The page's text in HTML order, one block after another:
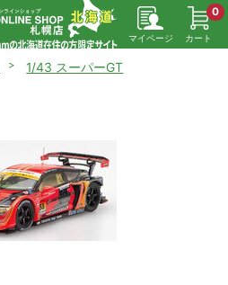
マイページ カート
0
1/43 スーパーGT